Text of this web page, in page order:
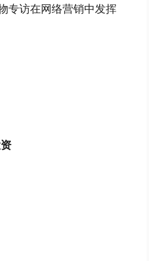
专访在网络营销中发挥